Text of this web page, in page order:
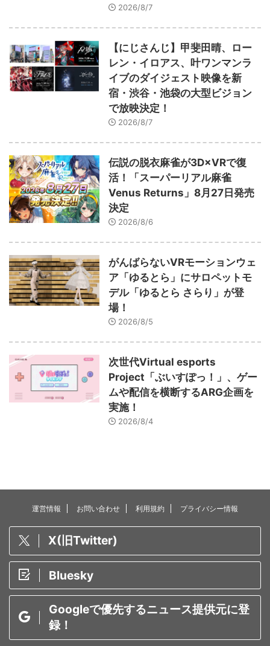
2026/8/7
【にじさんじ】甲斐田晴、ロー
レン・イロアス、叶ワンマンラ
イブのダイジェスト映像を新
宿・渋谷・池袋の大型ビジョン
で放映決定！
2026/8/7
伝説の脱衣麻雀が3D×VRで復
活！「スーパーリアル麻雀
Venus Returns」8月27日発売
決定
2026/8/6
がんばらないVRモーションウェ
ア「ゆるとら」にサロペットモ
デル「ゆるとら さらり」が登
場！
2026/8/5
次世代Virtual esports
Project「ぶいすぽっ！」、ゲー
ムや配信を横断するARG企画を
実施！
2026/8/4
運営情報 お問い合わせ 利用規約 プライバシー情報
X(旧Twitter)
Bluesky
Googleで優先するニュース提供元に登
録！